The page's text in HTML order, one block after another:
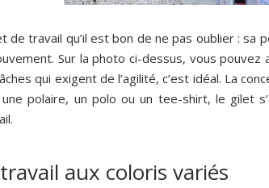
de travail qu’il est bon de ne pas oublier : sa
Sur la photo ci-dessus, vous
qui exigent de l’agilité, c’est idéal. La
polaire, un polo ou un tee-shirt, le gilet
aux coloris variés